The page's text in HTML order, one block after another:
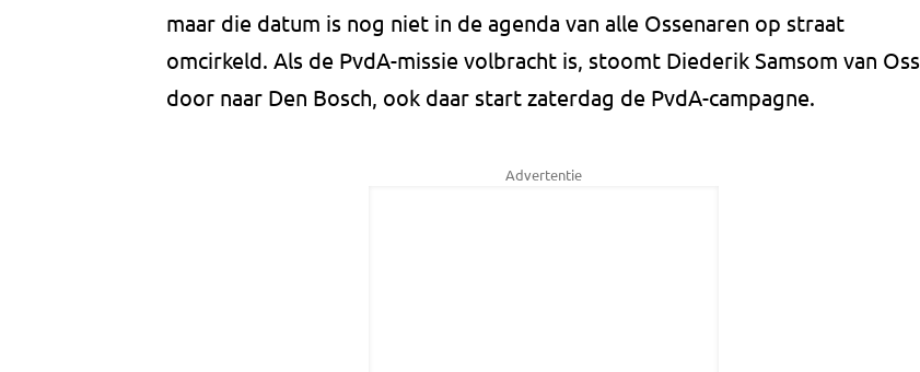
maar die datum is nog niet in de agenda van alle Ossenaren op straat
omcirkeld. Als de PvdA-missie volbracht is, stoomt Diederik Samsom van Oss
door naar Den Bosch, ook daar start zaterdag de PvdA-campagne.
Advertentie